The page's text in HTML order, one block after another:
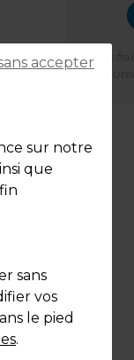
*Des
6
sur notre
que
sans
vos
le pied
.
accepter